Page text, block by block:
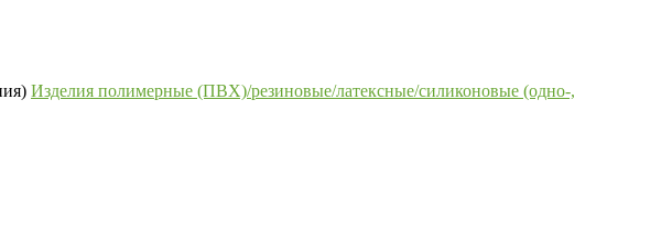
Изделия полимерные (ПВХ)/резиновые/латексные/силиконовые (одно-,